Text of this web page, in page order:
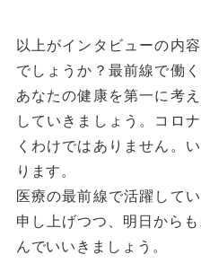
以上がインタビューの内
でしょうか？最前線で働
あなたの健康を第一に考
していきましょう。コロ
くわけではありません。
ります。
医療の最前線で活躍して
申し上げつつ、明日から
んでいいきましょう。